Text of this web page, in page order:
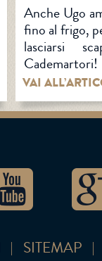
Anche Ugo
fino al frigo,
lasciarsi
Cademartori!
VAI
SITEMAP